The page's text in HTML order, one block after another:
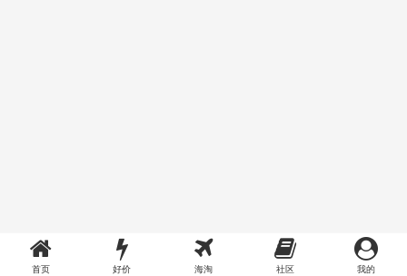
首页 好价 海淘 社区 我的